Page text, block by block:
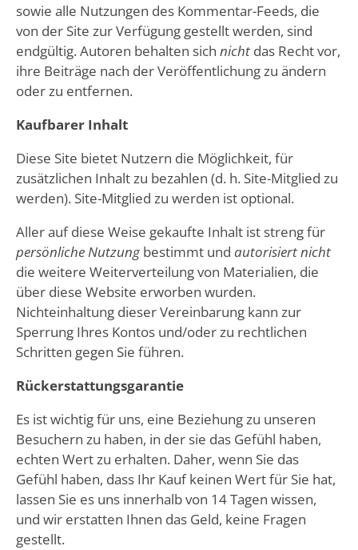
sowie alle Nutzungen des Kommentar-Feeds, die
von der Site zur Verfügung gestellt werden, sind
endgültig. Autoren behalten sich nichtdas Recht vor,
ihre Beiträge nach der Veröffentlichung zu ändern
oder zu entfernen.
Kaufbarer Inhalt
Diese Site bietet Nutzern die Möglichkeit, für
zusätzlichen Inhalt zu bezahlen (d. h. Site-Mitglied zu
werden). Site-Mitglied zu werden ist optional.
Aller auf diese Weise gekaufte Inhalt ist streng für
persönliche Nutzungbestimmt und autorisiert nicht
die weitere Weiterverteilung von Materialien, die
über diese Website erworben wurden.
Nichteinhaltung dieser Vereinbarung kann zur
Sperrung Ihres Kontos und/oder zu rechtlichen
Schritten gegen Sie führen.
Rückerstattungsgarantie
Es ist wichtig für uns, eine Beziehung zu unseren
Besuchern zu haben, in der sie das Gefühl haben,
echten Wert zu erhalten. Daher, wenn Sie das
Gefühl haben, dass Ihr Kauf keinen Wert für Sie hat,
lassen Sie es uns innerhalb von 14 Tagen wissen,
und wir erstatten Ihnen das Geld, keine Fragen
gestellt.